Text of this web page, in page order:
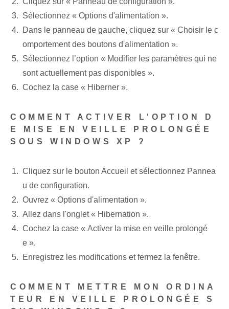
Sélectionnez « Options d'alimentation ».
Dans le panneau de gauche, cliquez sur « Choisir le c
omportement des boutons d'alimentation ».
Sélectionnez l’option « Modifier les paramètres qui ne
sont actuellement pas disponibles ».
Cochez la case « Hiberner ».
COMMENT ACTIVER L'OPTION D
E MISE EN VEILLE PROLONGÉE
SOUS WINDOWS XP ?
Cliquez sur le bouton Accueil et sélectionnez Pannea
u de configuration.
Ouvrez « Options d'alimentation ».
Allez dans l'onglet « Hibernation ».
Cochez la case « Activer la mise en veille prolongé
e ».
Enregistrez les modifications et fermez la fenêtre.
COMMENT METTRE MON ORDINA
TEUR EN VEILLE PROLONGÉE S